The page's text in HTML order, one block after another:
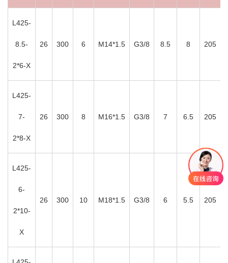
L425-
8.5-
2*6-X
26 300 6 M14*1.5 G3/8 8.5 8 205
L425-
7-
2*8-X
26 300 8 M16*1.5 G3/8 7 6.5 205
L425-
6-
2*10-
X
26 300 10 M18*1.5 G3/8 6 5.5 205